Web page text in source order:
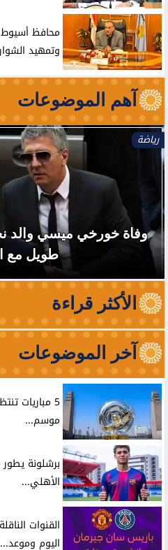
محافظ
وتمهيد
آهم الموضوعات
رياضة
وفاة خورخي ميسي والد
طويل مع
الأكثر قراءة
آخر الموضوعات
5 مباريات
موسم...
برشلونة
الأهلي...
القنوات
اليوم وموعد...